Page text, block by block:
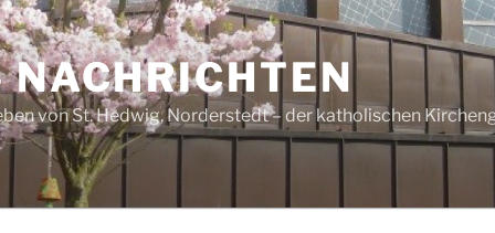
NACHRICHTEN
von St. Hedwig, Norderstedt – der katholischen